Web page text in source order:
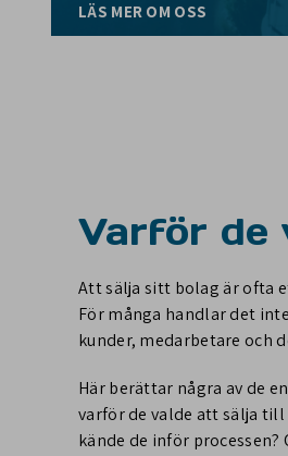
LÄS MER OM OSS
Varför de
Att sälja sitt bolag är ofta
För många handlar det
kunder, medarbetare och
Här berättar några av de
varför de valde att sälja till
kände de inför processen?